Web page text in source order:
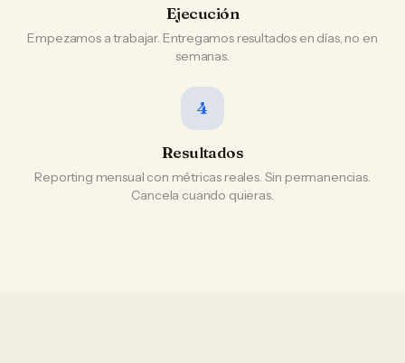
Ejecución
Empezamos a trabajar. Entregamos resultados en días, no en
semanas.
4
Resultados
Reporting mensual con métricas reales. Sin permanencias.
Cancela cuando quieras.